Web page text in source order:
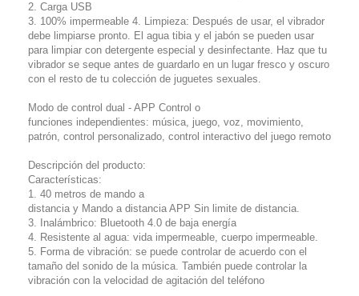
2. Carga USB
3. 100% impermeable 4. Limpieza: Después de usar, el vibrador
debe limpiarse pronto. El agua tibia y el jabón se pueden usar
para limpiar con detergente especial y desinfectante. Haz que tu
vibrador se seque antes de guardarlo en un lugar fresco y oscuro
con el resto de tu colección de juguetes sexuales.
Modo de control dual - APP Control o
funciones independientes: música, juego, voz, movimiento,
patrón, control personalizado, control interactivo del juego remoto
Descripción del producto:
Características:
1. 40 metros de mando a
distancia y Mando a distancia APP Sin limite de distancia.
3. Inalámbrico: Bluetooth 4.0 de baja energía
4. Resistente al agua: vida impermeable, cuerpo impermeable.
5. Forma de vibración: se puede controlar de acuerdo con el
tamaño del sonido de la música. También puede controlar la
vibración con la velocidad de agitación del teléfono